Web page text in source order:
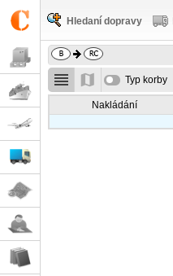
Hledaní dopravy
Typ korby
Nakládání